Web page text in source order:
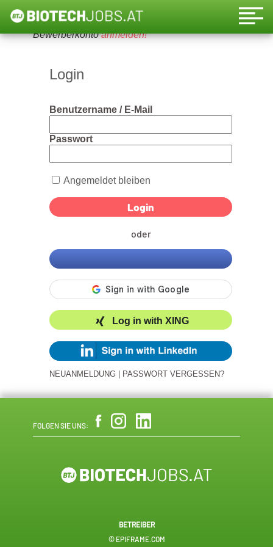
Um diese Funktion nutzen zu können, bitte ein
Bewerberkontoanmelden!
Login
Benutzername / E-Mail
Passwort
Angemeldet bleiben
oder
Log in with XING
NEUANMELDUNG PASSWORT VERGESSEN?
FOLGEN SIE UNS:
BETREIBER
© EPIFRAME.COM